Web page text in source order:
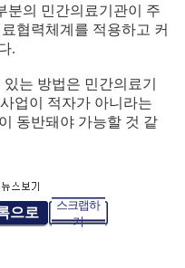
분의 민간의료기관이 주
협력체계를 적용하고 커
.
는 방법은 민간의료기
업이 적자가 아니라는
동반돼야 가능할 것 같
으로
스크랩하
기